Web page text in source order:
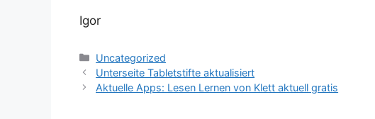
Igor
Kategorien
Uncategorized
Unterseite Tabletstifte aktualisiert
Aktuelle Apps: Lesen Lernen von Klett aktuell gratis